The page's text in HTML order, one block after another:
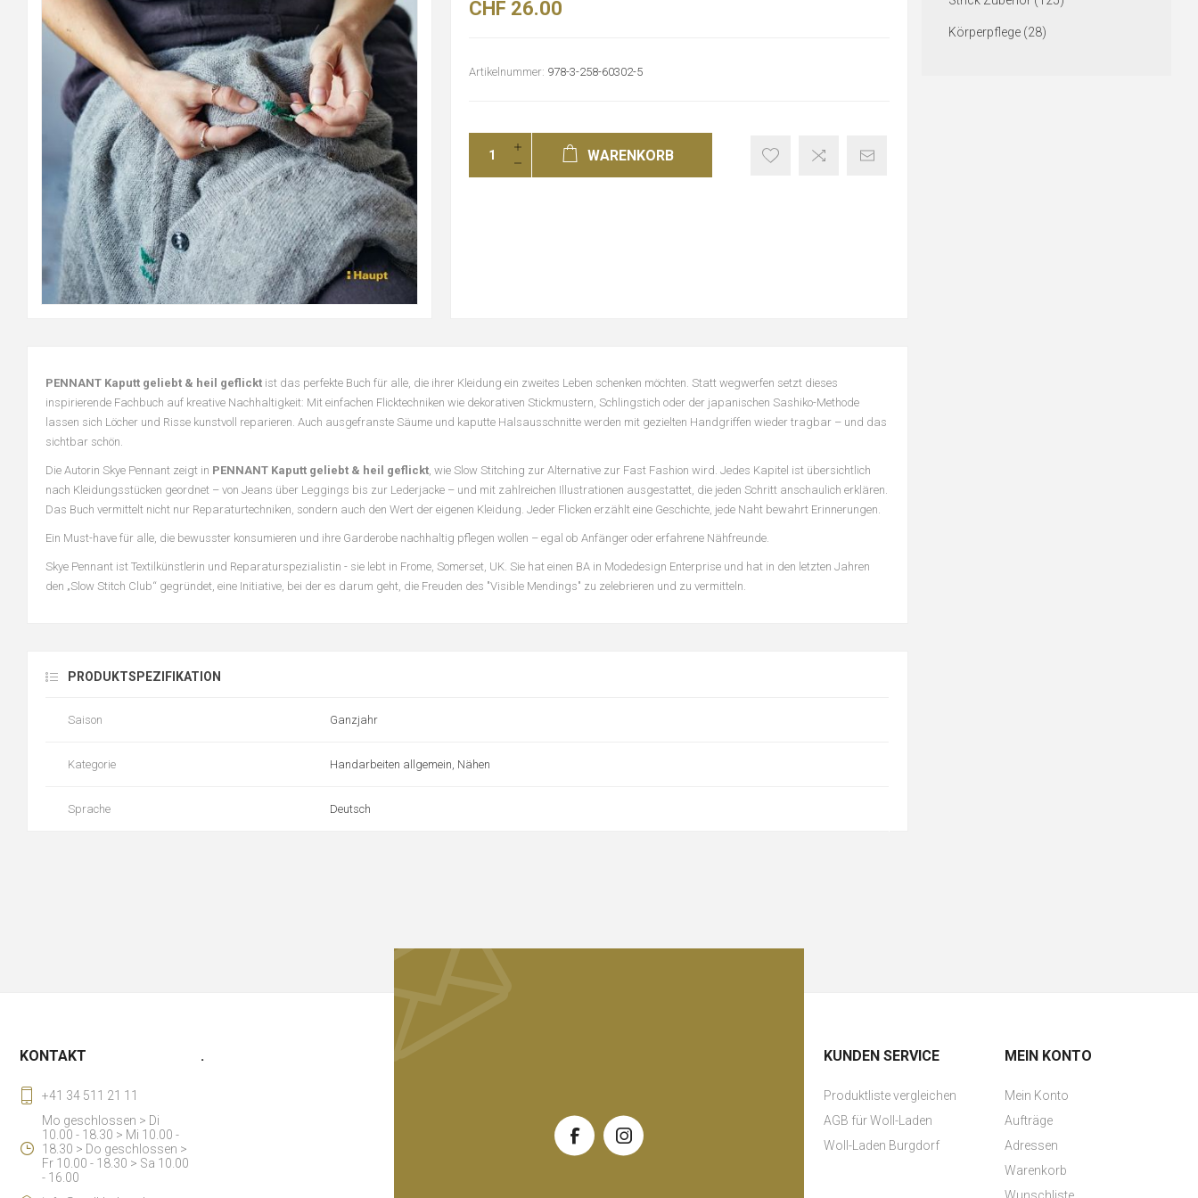
CHF 26.00
Artikelnummer: 978-3-258-60302-5
WARENKORB
PENNANT Kaputt geliebt & heil geflickt ist das perfekte Buch für alle, die ihrer Kleidung ein zweites Leben schenken möchten. Statt wegwerfen setzt dieses
inspirierende Fachbuch auf kreative Nachhaltigkeit: Mit einfachen Flicktechniken wie dekorativen Stickmustern, Schlingstich oder der japanischen Sashiko-Methode
lassen sich Löcher und Risse kunstvoll reparieren. Auch ausgefranste Säume und kaputte Halsausschnitte werden mit gezielten Handgriffen wieder tragbar – und das
sichtbar schön.
Die Autorin Skye Pennant zeigt in PENNANT Kaputt geliebt & heil geflickt, wie Slow Stitching zur Alternative zur Fast Fashion wird. Jedes Kapitel ist übersichtlich
nach Kleidungsstücken geordnet – von Jeans über Leggings bis zur Lederjacke – und mit zahlreichen Illustrationen ausgestattet, die jeden Schritt anschaulich erklären.
Das Buch vermittelt nicht nur Reparaturtechniken, sondern auch den Wert der eigenen Kleidung. Jeder Flicken erzählt eine Geschichte, jede Naht bewahrt Erinnerungen.
Ein Must-have für alle, die bewusster konsumieren und ihre Garderobe nachhaltig pflegen wollen – egal ob Anfänger oder erfahrene Nähfreunde.
Skye Pennant ist Textilkünstlerin und Reparaturspezialistin - sie lebt in Frome, Somerset, UK. Sie hat einen BA in Modedesign Enterprise und hat in den letzten Jahren
den „Slow Stitch Club“ gegründet, eine Initiative, bei der es darum geht, die Freuden des "Visible Mendings" zu zelebrieren und zu vermitteln.
PRODUKTSPEZIFIKATION
Saison Ganzjahr
Kategorie Handarbeiten allgemein, Nähen
Sprache Deutsch
Körperpflege (28)
KONTAKT
+41 34 511 21 11
Mo geschlossen > Di
10.00 - 18.30 > Mi 10.00 -
18.30 > Do geschlossen >
Fr 10.00 - 18.30 > Sa 10.00
- 16.00
. KUNDEN SERVICE
Produktliste vergleichen
AGB für Woll-Laden
Woll-Laden Burgdorf
MEIN KONTO
Mein Konto
Aufträge
Adressen
Warenkorb